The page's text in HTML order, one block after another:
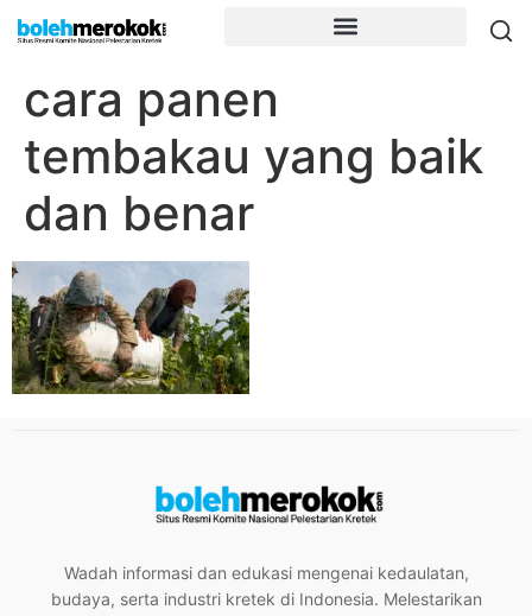
cara panen
tembakau yang baik
dan benar
Wadah informasi dan edukasi mengenai kedaulatan,
budaya, serta industri kretek di Indonesia. Melestarikan